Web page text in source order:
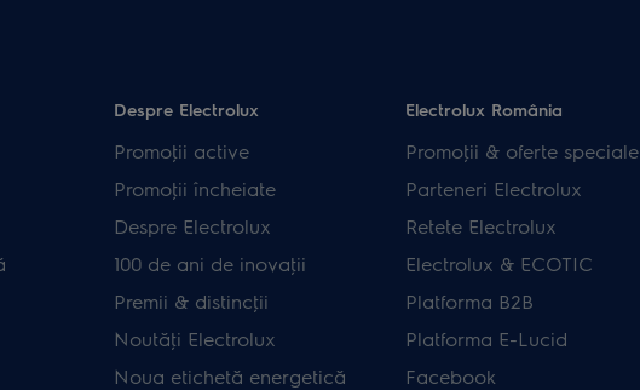
Despre Electrolux
Promoţii active
Promoţii încheiate
Despre Electrolux
100 de ani de inovaţii
Premii & distincţii
Noutăţi Electrolux
Noua etichetă energetică
Electrolux România
Promoţii & oferte speciale
Parteneri Electrolux
Retete Electrolux
Electrolux & ECOTIC
Platforma B2B
Platforma E-Lucid
Facebook